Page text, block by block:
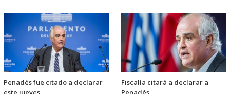
Penadés fue citado a declarar
Fiscalía citará a declarar a